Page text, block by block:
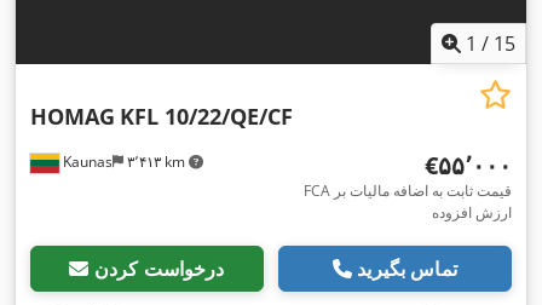
1 / 15
Kaunas ۳٬۴۱۳ km
HOMAG KFL 10/22/QE/CF
‎€۵۵٬۰۰۰
FCA قیمت ثابت به اضافه مالیات بر
ارزش افزوده
درخواست کردن تماس بگیرید